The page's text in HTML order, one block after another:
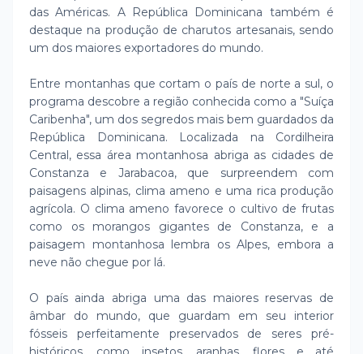
das Américas. A República Dominicana também é
destaque na produção de charutos artesanais, sendo
um dos maiores exportadores do mundo.
Entre montanhas que cortam o país de norte a sul, o
programa descobre a região conhecida como a "Suíça
Caribenha", um dos segredos mais bem guardados da
República Dominicana. Localizada na Cordilheira
Central, essa área montanhosa abriga as cidades de
Constanza e Jarabacoa, que surpreendem com
paisagens alpinas, clima ameno e uma rica produção
agrícola. O clima ameno favorece o cultivo de frutas
como os morangos gigantes de Constanza, e a
paisagem montanhosa lembra os Alpes, embora a
neve não chegue por lá.
O país ainda abriga uma das maiores reservas de
âmbar do mundo, que guardam em seu interior
fósseis perfeitamente preservados de seres pré-